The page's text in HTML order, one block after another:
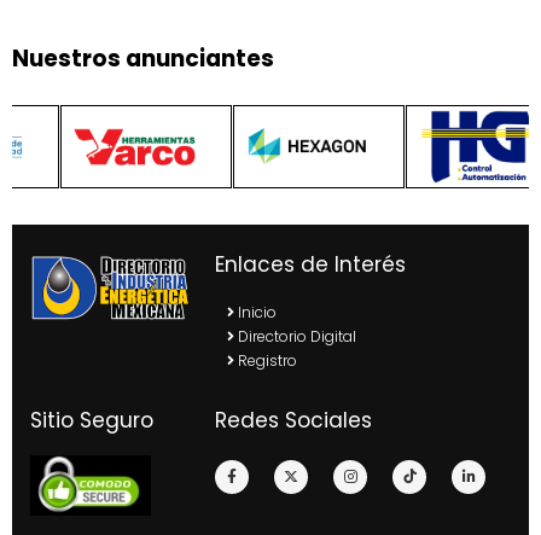
Nuestros anunciantes
Enlaces de Interés
Inicio
Directorio Digital
Registro
Sitio Seguro Redes Sociales